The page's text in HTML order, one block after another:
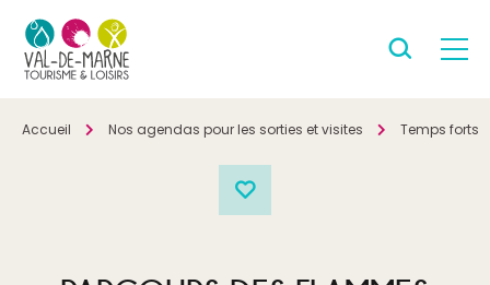
Accueil Nos agendas pour les sorties et visites Temps forts